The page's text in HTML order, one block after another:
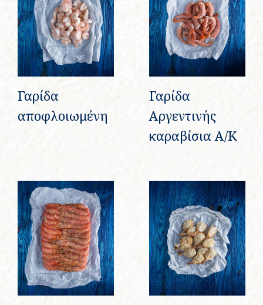
Γαρίδα
αποφλοιωμένη
Γαρίδα
Αργεντινής
καραβίσια Α/Κ